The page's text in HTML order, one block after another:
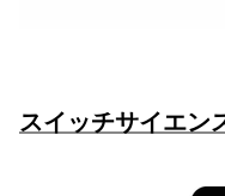
スイッチサイエン